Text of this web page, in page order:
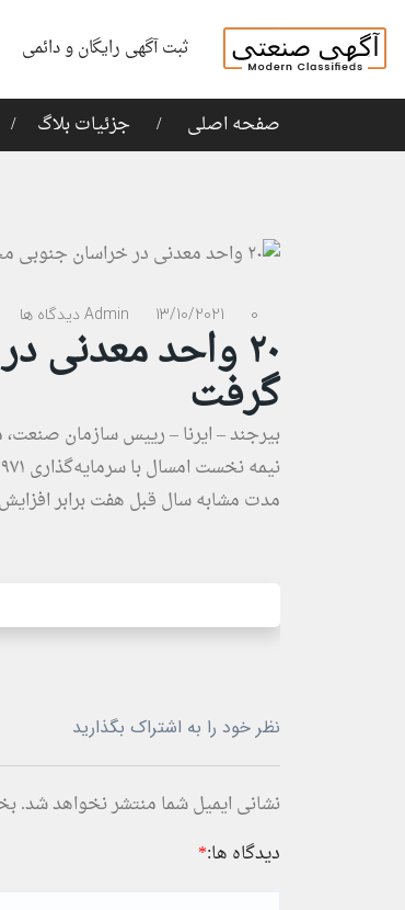
ثبت آگهی رایگان و دائمی
صفحه اصلی جزئیات بلاگ
Admin 13/10/2021 0 دیدگاه ها
۲۰ واحد معدنی
گرفت
مدت مشابه سال قبل هفت برابر
نظر خود را به اشتراک بگذارید
نشانی ایمیل شما منتشر نخواهد شد.
دیدگاه ها:*